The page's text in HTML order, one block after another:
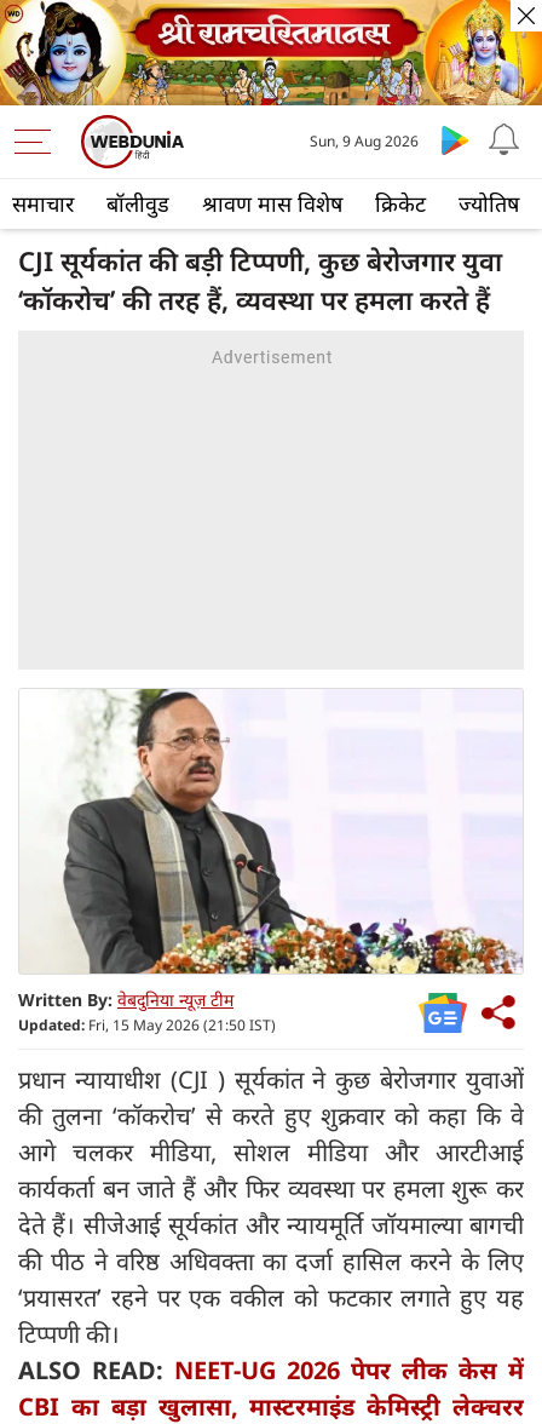
समाचार बॉलीवुड श्रावण मास विशेष क्रिकेट ज्योतिष
Sun, 9 Aug 2026
CJI सूर्यकांत की बड़ी टिप्पणी, कुछ बेरोजगार युवा
‘कॉकरोच’ की तरह हैं, व्यवस्था पर हमला करते हैं
Written By: वेबदुनिया न्यूज़ टीम
Updated: Fri, 15 May 2026 (21:50 IST)
प्रधान न्यायाधीश (CJI ) सूर्यकांत ने कुछ बेरोजगार युवाओं
की तुलना ‘कॉकरोच’ से करते हुए शुक्रवार को कहा कि वे
आगे चलकर मीडिया, सोशल मीडिया और आरटीआई
कार्यकर्ता बन जाते हैं और फिर व्यवस्था पर हमला शुरू कर
देते हैं। सीजेआई सूर्यकांत और न्यायमूर्ति जॉयमाल्या बागची
की पीठ ने वरिष्ठ अधिवक्ता का दर्जा हासिल करने के लिए
‘प्रयासरत’ रहने पर एक वकील को फटकार लगाते हुए यह
टिप्पणी की।
ALSO READ: NEET-UG 2026 पेपर लीक केस में
CBI का बड़ा खुलासा, मास्टरमाइंड केमिस्ट्री लेक्चरर